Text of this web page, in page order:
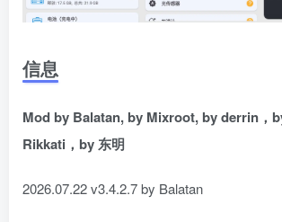
信息
Mod by Balatan, by Mixroot, by derrin，
Rikkati，by 东明
2026.07.22 v3.4.2.7 by Balatan